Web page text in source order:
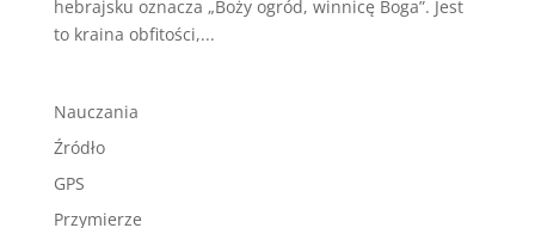
hebrajsku oznacza „Boży ogród, winnicę Boga”. Jest
to kraina obfitości,...
Nauczania
Źródło
GPS
Przymierze